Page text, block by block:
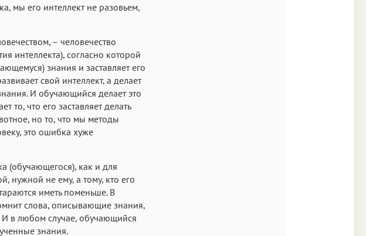
мы его интеллект не разовьем,
– человечество
интеллекта), согласно которой
знания и заставляет его
свой интеллект, а делает
И обучающийся делает это
то, что его заставляет делать
но то, что мы методы
это ошибка хуже
(обучающегося), как и для
нужной не ему, а тому, кто его
иметь поменьше. В
слова, описывающие знания,
И в любом случае, обучающийся
знания.